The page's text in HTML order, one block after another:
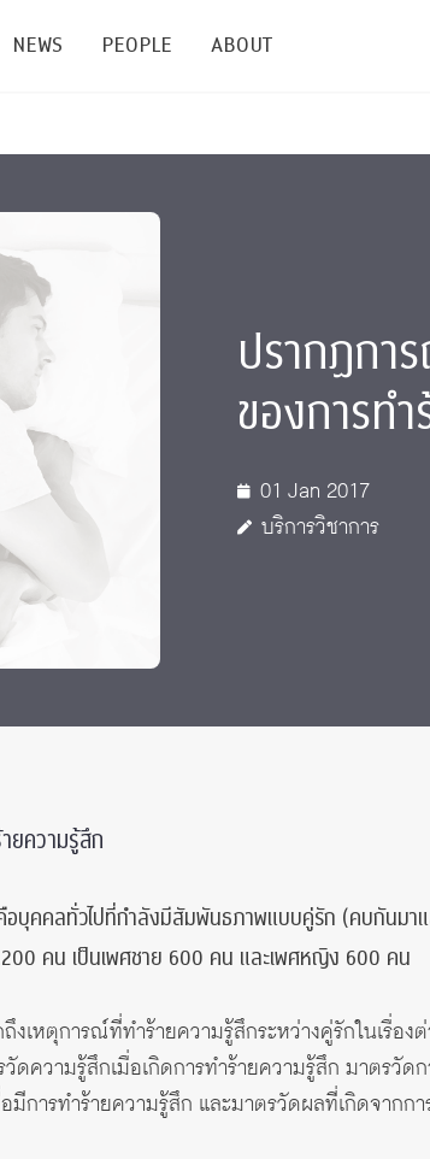
PhD
Symposium
Clinic
Center for Effective Organization
NEWS
Events & Announcement
Lectures & Talks
PEOPLE
Staffs
Management
ABOUT
Giving
Annual Reports
Intranet
ปรากฏกา
ของการท
01 Jan 2017
บริการวิชาการ
ยความรู้สึก
อบุคคลทั่วไปที่กำลังมีสัมพันธภาพแบบคู่รัก (คบกันมา
คน เป็นเพศชาย 600 คน และเพศหญิง 600 คน
งเหตุการณ์ที่ทำร้ายความรู้สึกระหว่างคู่รักในเรื่อง
วามรู้สึกเมื่อเกิดการทำร้ายความรู้สึก มาตรวัด
การทำร้ายความรู้สึก และมาตรวัดผลที่เกิดจากก